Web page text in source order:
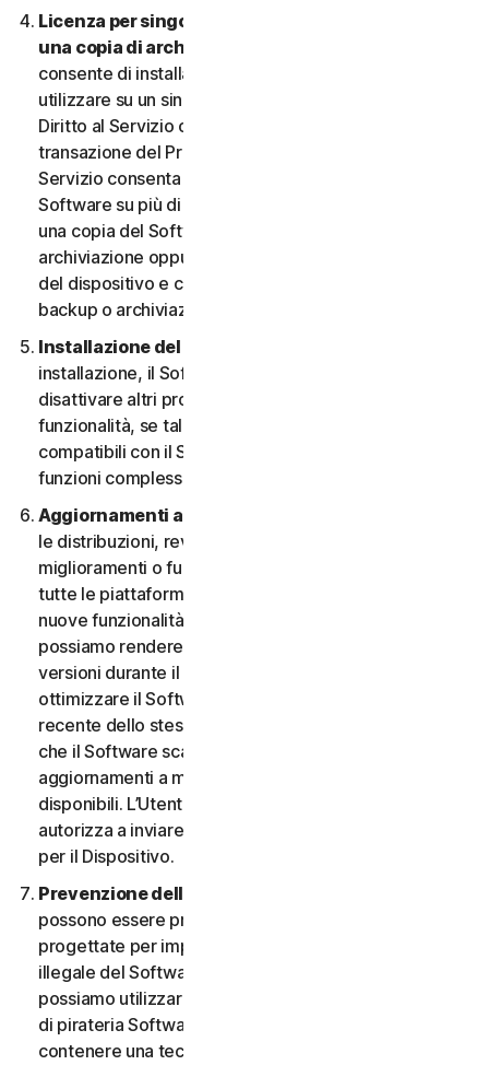
Licenza per singolo dispositivo; consentita solo
una copia di archivio o di backup.
consente di installare solo una copia del Software da
utilizzare su un singolo Dispositivo, a meno che il
Diritto al Servizio o la documentazione relativa alla
transazione del Provider da cui è stato ottenuto il
Servizio consenta espressamente di utilizzare il
Software su più di un Dispositivo. È possibile eseguire
una copia del Software avente finalità di backup o
archiviazione oppure copiare il Software sull’hard disk
del dispositivo e conservare l’originale solo per fini di
backup o archiviazione.
Installazione del software.
installazione, il Software potrebbe disinstallare o
disattivare altri prodotti per la sicurezza, o le relative
funzionalità, se tali prodotti o funzionalità non sono
compatibili con il Software o allo scopo di migliorare le
funzioni complessive del Software.
Aggiornamenti automatici dei contenuti.
le distribuzioni, revisioni, aggiornamenti,
miglioramenti o funzionalità saranno disponibili su
tutte le piattaforme. L’Utente ha il diritto di ricevere
nuove funzionalità e versioni del Software non appena
possiamo rendere disponibili tali funzionalità e
versioni durante il Periodo del Servizio. Al fine di
ottimizzare il Software e di ottenere la versione più
recente dello stesso, l’Utente accetta la possibilità
che il Software scarichi e installi nuove versioni e
aggiornamenti a mano a mano che li rendiamo
disponibili. L’Utente accetta inoltre di ricevere e ci
autorizza a inviare le nuove versioni e aggiornamenti
per il Dispositivo.
Prevenzione della pirateria software.
possono essere presenti misure tecnologiche
progettate per impedire l’utilizzo senza licenza o
illegale del Software. L’Utente accetta che noi
possiamo utilizzare tali misure per proteggerci da atti
di pirateria Software (ad esempio, il Software può
contenere una tecnologia di applicazione che limita la